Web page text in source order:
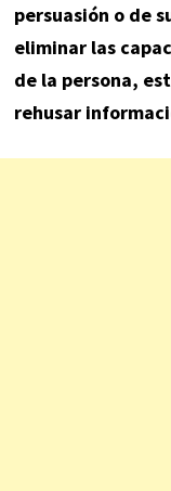
persuasión o de
eliminar las
de la persona,
rehusar